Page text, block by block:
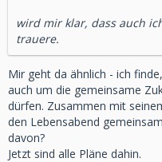
wird mir klar, dass auch
trauere.
Mir geht da ähnlich - ich
auch um die gemeinsame
dürfen. Zusammen mit
den Lebensabend
davon?
Jetzt sind alle Pläne dahin.